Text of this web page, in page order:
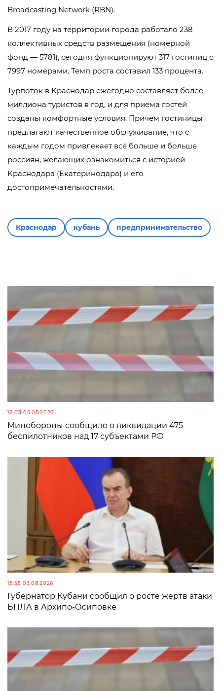
Broadcasting Network (RBN).
В 2017 году на территории города работало 238
коллективных средств размещения (номерной
фонд — 5781), сегодня функционируют 317 гостиниц с
7997 номерами. Темп роста составил 133 процента.
Турпоток в Краснодар ежегодно составляет более
миллиона туристов в год, и для приема гостей
созданы комфортные условия. Причем гостиницы
предлагают качественное обслуживание, что с
каждым годом привлекает всё больше и больше
россиян, желающих ознакомиться с историей
Краснодара (Екатеринодара) и его
достопримечательностями.
Краснодар кубань предпринимательство
12:03 05.08.2026
Минобороны сообщило о ликвидации 475
беспилотников над 17 субъектами РФ
15:55 03.08.2026
Губернатор Кубани сообщил о росте жертв атаки
БПЛА в Архипо-Осиповке